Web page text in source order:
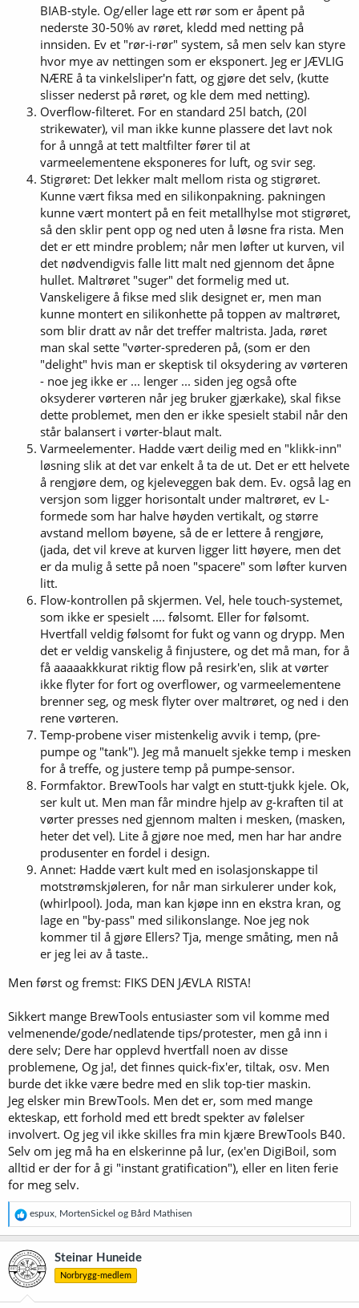
BIAB-style. Og/eller lage ett rør som er åpent på
nederste 30-50% av røret, kledd med netting på
innsiden. Ev et "rør-i-rør" system, så men selv kan styre
hvor mye av nettingen som er eksponert. Jeg er JÆVLIG
NÆRE å ta vinkelsliper'n fatt, og gjøre det selv, (kutte
slisser nederst på røret, og kle dem med netting).
Overflow-filteret. For en standard 25l batch, (20l
strikewater), vil man ikke kunne plassere det lavt nok
for å unngå at tett maltfilter fører til at
varmeelementene eksponeres for luft, og svir seg.
Stigrøret: Det lekker malt mellom rista og stigrøret.
Kunne vært fiksa med en silikonpakning. pakningen
kunne vært montert på en feit metallhylse mot stigrøret,
så den sklir pent opp og ned uten å løsne fra rista. Men
det er ett mindre problem; når men løfter ut kurven, vil
det nødvendigvis falle litt malt ned gjennom det åpne
hullet. Maltrøret "suger" det formelig med ut.
Vanskeligere å fikse med slik designet er, men man
kunne montert en silikonhette på toppen av maltrøret,
som blir dratt av når det treffer maltrista. Jada, røret
man skal sette "vørter-sprederen på, (som er den
"delight" hvis man er skeptisk til oksydering av vørteren
- noe jeg ikke er ... lenger ... siden jeg også ofte
oksyderer vørteren når jeg bruker gjærkake), skal fikse
dette problemet, men den er ikke spesielt stabil når den
står balansert i vørter-blaut malt.
Varmeelementer. Hadde vært deilig med en "klikk-inn"
løsning slik at det var enkelt å ta de ut. Det er ett helvete
å rengjøre dem, og kjeleveggen bak dem. Ev. også lag en
versjon som ligger horisontalt under maltrøret, ev L-
formede som har halve høyden vertikalt, og større
avstand mellom bøyene, så de er lettere å rengjøre,
(jada, det vil kreve at kurven ligger litt høyere, men det
er da mulig å sette på noen "spacere" som løfter kurven
litt.
Flow-kontrollen på skjermen. Vel, hele touch-systemet,
som ikke er spesielt .... følsomt. Eller for følsomt.
Hvertfall veldig følsomt for fukt og vann og drypp. Men
det er veldig vanskelig å finjustere, og det må man, for å
få aaaaakkkurat riktig flow på resirk'en, slik at vørter
ikke flyter for fort og overflower, og varmeelementene
brenner seg, og mesk flyter over maltrøret, og ned i den
rene vørteren.
Temp-probene viser mistenkelig avvik i temp, (pre-
pumpe og "tank"). Jeg må manuelt sjekke temp i mesken
for å treffe, og justere temp på pumpe-sensor.
Formfaktor. BrewTools har valgt en stutt-tjukk kjele. Ok,
ser kult ut. Men man får mindre hjelp av g-kraften til at
vørter presses ned gjennom malten i mesken, (masken,
heter det vel). Lite å gjøre noe med, men har har andre
produsenter en fordel i design.
Annet: Hadde vært kult med en isolasjonskappe til
motstrømskjøleren, for når man sirkulerer under kok,
(whirlpool). Joda, man kan kjøpe inn en ekstra kran, og
lage en "by-pass" med silikonslange. Noe jeg nok
kommer til å gjøre Ellers? Tja, menge småting, men nå
er jeg lei av å taste..
Men først og fremst: FIKS DEN JÆVLA RISTA!
Sikkert mange BrewTools entusiaster som vil komme med
velmenende/gode/nedlatende tips/protester, men gå inn i
dere selv; Dere har opplevd hvertfall noen av disse
problemene, Og ja!, det finnes quick-fix'er, tiltak, osv. Men
burde det ikke være bedre med en slik top-tier maskin.
Jeg elsker min BrewTools. Men det er, som med mange
ekteskap, ett forhold med ett bredt spekter av følelser
involvert. Og jeg vil ikke skilles fra min kjære BrewTools B40.
Selv om jeg må ha en elskerinne på lur, (ex'en DigiBoil, som
alltid er der for å gi "instant gratification"), eller en liten ferie
for meg selv.
R
e
a
k
s
j
o
espux MortenSickel og Bård Mathisen
Steinar Huneide
Norbrygg-medlem